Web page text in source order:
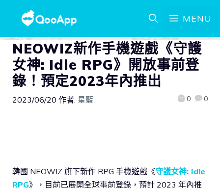
MENU
NEOWIZ新作手機遊戲《守護
女神: Idle RPG》開放事前登
錄！預定2023年內推出
2023/06/20 作者: 星藍 0 0
韓國 NEOWIZ 旗下新作 RPG 手機遊戲《守護女神: Idle
RPG》，目前已展開全球事前登錄，預計 2023 年內推